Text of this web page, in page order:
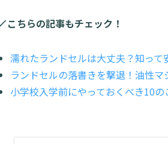
こちらの記事もチェック！
濡れたランドセルは大丈夫？知っ
ランドセルの落書きを撃退！油性
小学校入学前にやっておくべき10